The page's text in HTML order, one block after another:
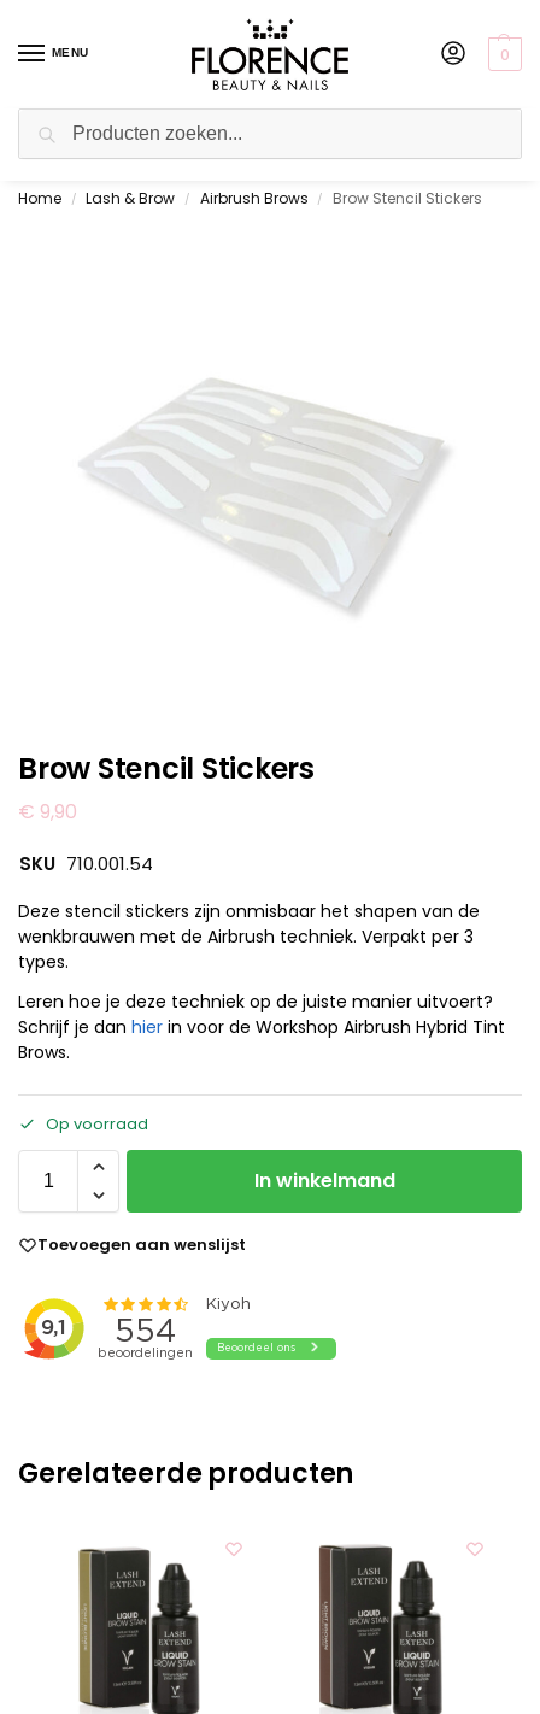
MENU 0
Gratis ophalen in de showroom
Home / Lash & Brow / Airbrush Brows / Brow Stencil Stickers
Brow Stencil Stickers
€ 9,90
SKU 710.001.54
Deze stencil stickers zijn onmisbaar het shapen van de
wenkbrauwen met de Airbrush techniek. Verpakt per 3
types.
Leren hoe je deze techniek op de juiste manier uitvoert?
Schrijf je dan hier in voor de Workshop Airbrush Hybrid Tint
Brows.
Op voorraad
In winkelmand
Toevoegen aan wenslijst
Gerelateerde producten